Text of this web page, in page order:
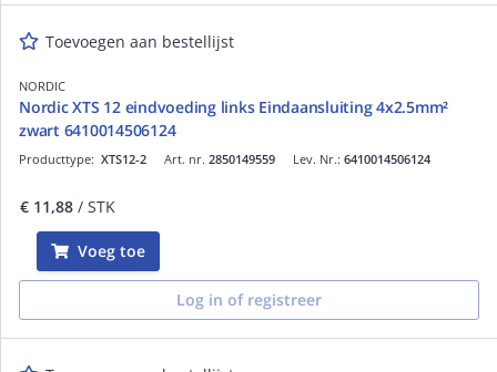
Toevoegen aan bestellijst
NORDIC
Nordic XTS 12 eindvoeding links Eindaansluiting 4x2.5mm²
zwart 6410014506124
Art. nr. 2850149559
Producttype: XTS12-2 Lev. Nr.: 6410014506124
€ 11,88 / STK
Voeg toe
Log in of registreer